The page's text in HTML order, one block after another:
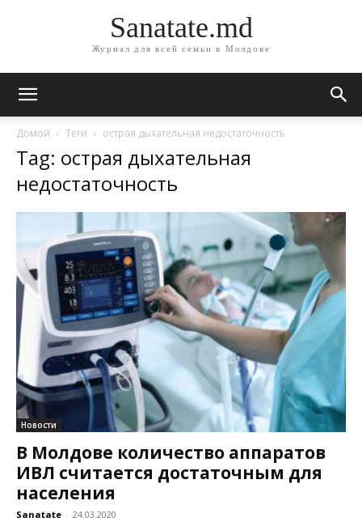
Sanatate.md
Журнал для всей семьи в Молдове
Домой Теги острая дыхательная недостаточность
Tag: острая дыхательная
недостаточность
Новости
В Молдове количество аппаратов
ИВЛ считается достаточным для
населения
Sanatate - 24.03.2020